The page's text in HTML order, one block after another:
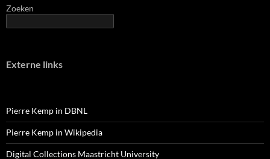
Zoeken
Externe links
Pierre Kemp in DBNL
Pierre Kemp in Wikipedia
Digital Collections Maastricht University